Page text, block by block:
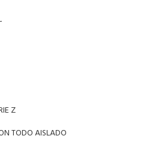
Z
TODO AISLADO